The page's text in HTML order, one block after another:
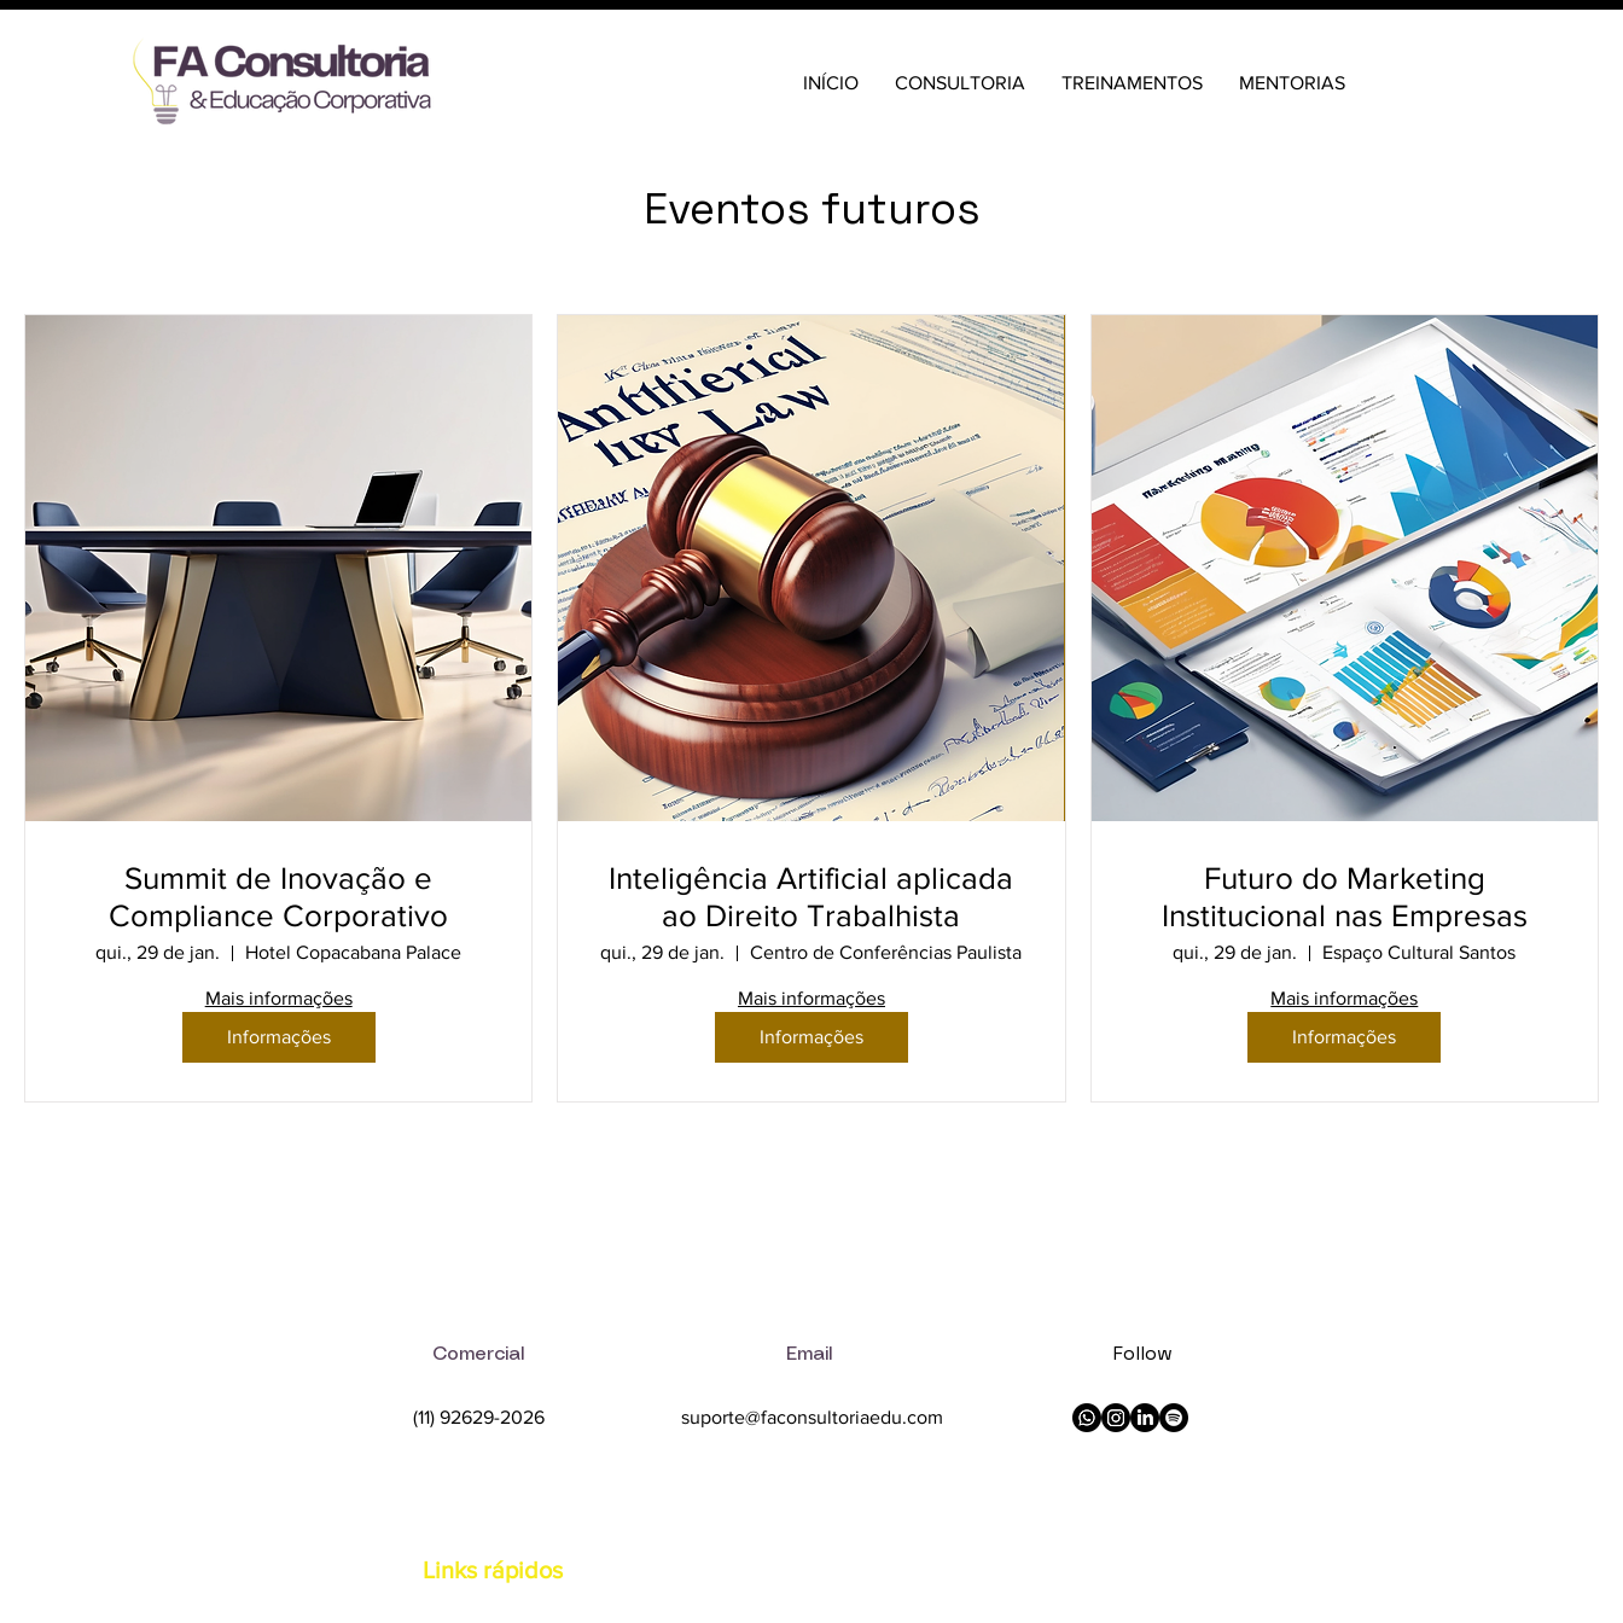
INÍCIO CONSULTORIA TREINAMENTOS MENTORIAS
Eventos futuros
Summit de Inovação e
Compliance Corporativo
qui., 29 de jan. Hotel Copacabana Palace
Mais informações
Informações
Inteligência Artificial aplicada
ao Direito Trabalhista
qui., 29 de jan. Centro de Conferências Paulista
Mais informações
Informações
Futuro do Marketing
Institucional nas Empresas
qui., 29 de jan. Espaço Cultural Santos
Mais informações
Informações
Comercial
(11) 92629-2026
Email
suporte@faconsultoriaedu.com
Follow
Links rápidos